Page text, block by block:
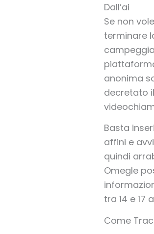
Dall’ai
Se non
terminare
anonima
decretato
Basta
affini e
quindi
Omegle
tra 14 e 17
Come